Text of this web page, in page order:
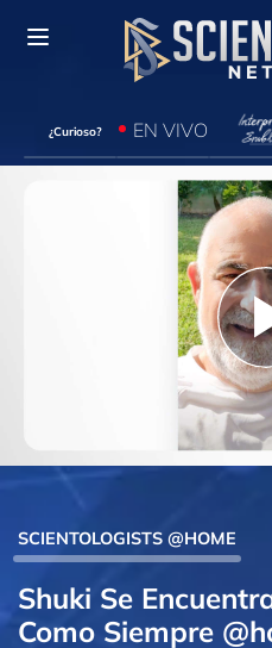
¿Curioso? EN VIVO
SCIENTOLOGISTS @HOME
Shuki Se
Como Siempre